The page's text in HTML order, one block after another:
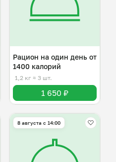
Рацион на один день от
1400 калорий
1,2 кг ≈ 3 шт.
1 650 ₽
8 августа с 14:00